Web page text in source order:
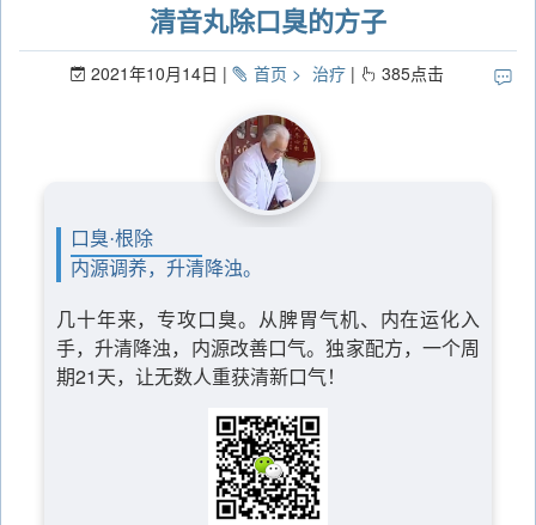
清音丸除口臭的方子
2021年10月14日 首页 治疗 385点击
口臭·根除
内源调养，升清降浊。
几十年来，专攻口臭。从脾胃气机、内在运化入
手，升清降浊，内源改善口气。独家配方，一个周
期21天，让无数人重获清新口气！